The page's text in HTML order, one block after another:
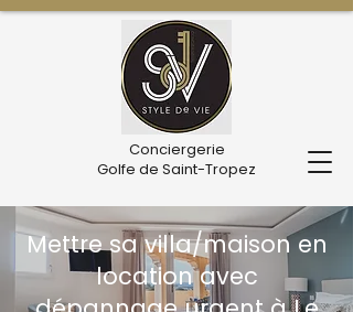
Conciergerie
Golfe de Saint-Tropez
Mettre sa villa/maison en
location avec